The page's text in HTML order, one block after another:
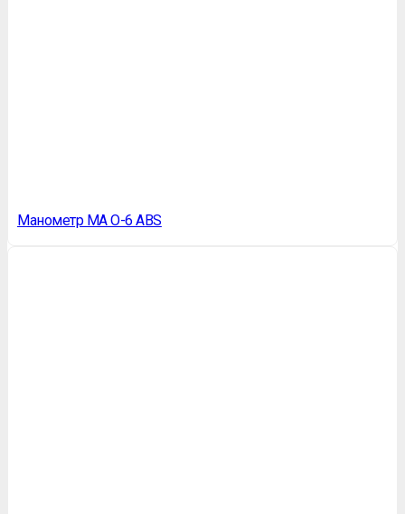
Манометр MA O-6 ABS